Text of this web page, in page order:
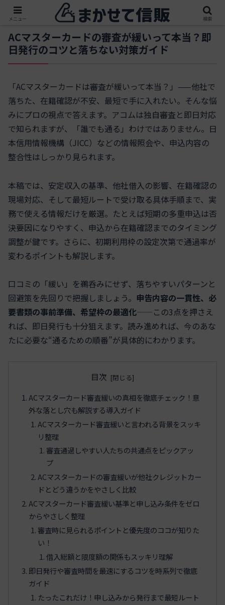
ACマスターカードの審査が緩いって本当？即
日発行のコツと落ちない対策ガイド
「ACマスターカードは審査が緩いって本当？」——他社で
落ちた、在籍確認が不安、最短で手に入れたい。そんな悩
みにプロの視点で答えます。アコムは独自審査と即日対応
で知られますが、「誰でも通る」わけではありません。日
本信用情報機構（JICC）などの情報照会や、申込内容の
整合性はしっかり見られます。
本稿では、安定収入の基準、他社借入の影響、在籍確認の
現場対応、そして最短ルートで受け取る具体手順まで、実
務で使える情報だけを厳選。たとえば短期の多重申込は否
決要因になりやすく、申込から在籍確認までのタイミング
調整が鍵です。さらに、初期利用枠の設定次第で通過率が
変わるポイントも解説します。
口コミの「緩い」を鵜呑みにせず、落ちやすいパターンと
回避策を先回りで把握しましょう。 申告内容の一貫性、必
要書類の事前準備、希望枠の最適化——この3点を押さえ
れば、即日発行も十分狙えます。読み進めれば、今のあな
たに必要な“通るための順番”が具体的にわかります。
目次
ACマスターカード審査緩いの真相を徹底チェック！意
外な落とし穴も解説する導入ガイド
ACマスターカード審査緩いと言われる背景をスッキ
リ整理
審査通過しやすい人たちの共通点をピックアッ
プ
ACマスターカードの審査緩いが他社クレジットカー
ドとどう違うかをやさしく比較
ACマスターカード審査緩い基準と申し込み条件をゼロ
からやさしく整理
審査時に見られるポイントと優先度のココが知りた
い！
借入総額と限度額の関係もスッキリ理解
即日発行や審査時間を最速にするコツを時系列で徹底
ガイド
たったこれだけ！申し込みから発行まで最短ルート
メニュー 検索